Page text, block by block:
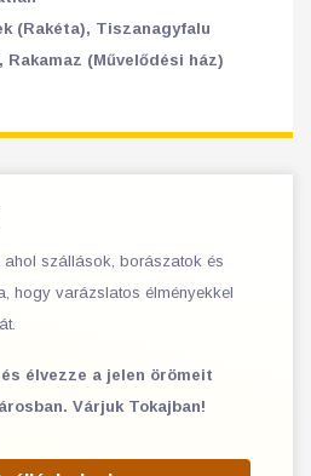
(Rakéta), Tiszanagyfalu
(Művelődési ház)
szállások, borászatok és
hogy varázslatos élményekkel
élvezze a jelen örömeit
Várjuk Tokajban!